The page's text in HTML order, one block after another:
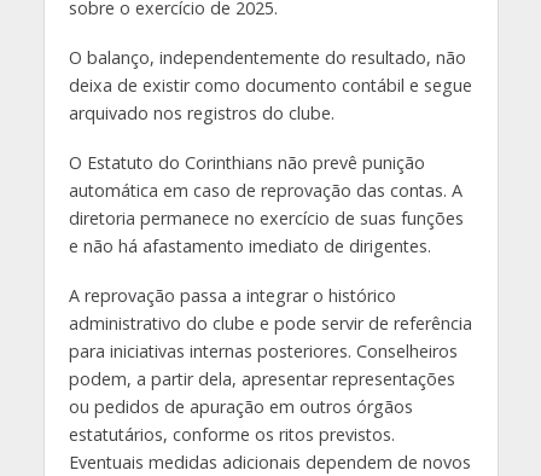
sobre o exercício de 2025.
O balanço, independentemente do resultado, não
deixa de existir como documento contábil e segue
arquivado nos registros do clube.
O Estatuto do Corinthians não prevê punição
automática em caso de reprovação das contas. A
diretoria permanece no exercício de suas funções
e não há afastamento imediato de dirigentes.
A reprovação passa a integrar o histórico
administrativo do clube e pode servir de referência
para iniciativas internas posteriores. Conselheiros
podem, a partir dela, apresentar representações
ou pedidos de apuração em outros órgãos
estatutários, conforme os ritos previstos.
Eventuais medidas adicionais dependem de novos